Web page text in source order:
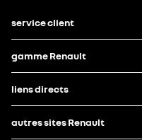
service client
gamme Renault
liens directs
autres sites Renault